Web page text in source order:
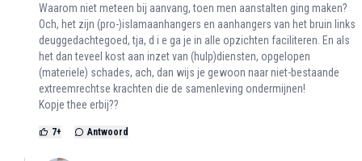
Waarom niet meteen bij aanvang, toen men aanstalten ging maken?
Och, het zijn (pro-)islamaanhangers en aanhangers van het bruin links
deuggedachtegoed, tja, d i e ga je in alle opzichten faciliteren. En als
het dan teveel kost aan inzet van (hulp)diensten, opgelopen
(materiele) schades, ach, dan wijs je gewoon naar niet-bestaande
extreemrechtse krachten die de samenleving ondermijnen!
Kopje thee erbij??
7+ Antwoord